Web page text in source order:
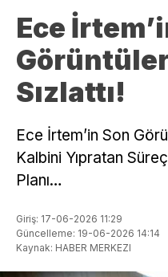
Ece
Sızlattı!
Ece İrtem’in Son
Kalbini Yıpratan
Planı…
Giriş: 17-06-2026 11:29
Güncelleme: 19-06-2026 14:14
Kaynak: HABER MERKEZI